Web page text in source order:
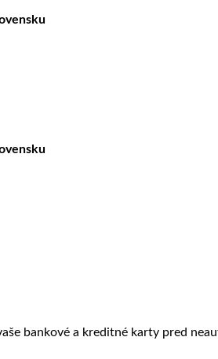
bankové a kreditné karty pred